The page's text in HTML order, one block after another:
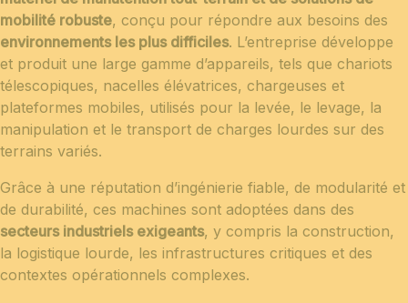
mobilité robuste, conçu pour répondre aux besoins des
environnements les plus difficiles. L’entreprise développe
et produit une large gamme d’appareils, tels que chariots
télescopiques, nacelles élévatrices, chargeuses et
plateformes mobiles, utilisés pour la levée, le levage, la
manipulation et le transport de charges lourdes sur des
terrains variés.
Grâce à une réputation d’ingénierie fiable, de modularité et
de durabilité, ces machines sont adoptées dans des
secteurs industriels exigeants, y compris la construction,
la logistique lourde, les infrastructures critiques et des
contextes opérationnels complexes.